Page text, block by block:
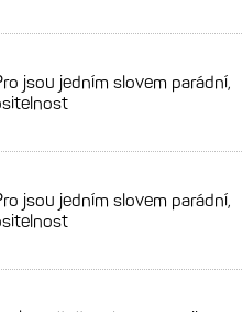
jsou jedním slovem parádní,
jsou jedním slovem parádní,